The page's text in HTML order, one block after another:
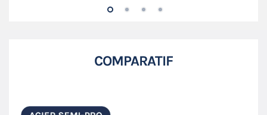
COMPARATIF